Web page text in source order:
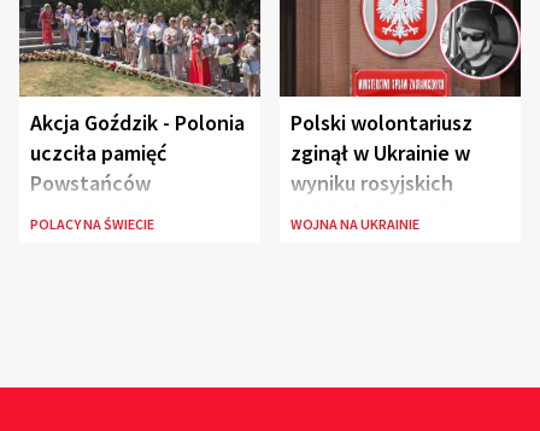
Akcja Goździk - Polonia
uczciła pamięć
Powstańców
Warszawskich
POLACY NA ŚWIECIE
Polski wolontariusz
zginął w Ukrainie w
wyniku rosyjskich
działań zbrojnych
WOJNA NA UKRAINIE